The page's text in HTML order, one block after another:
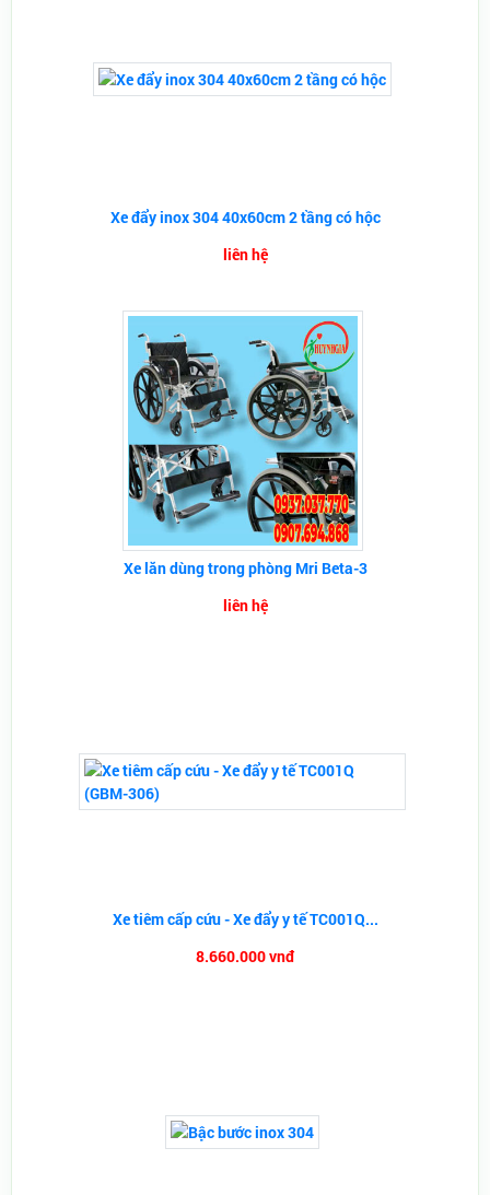
Xe đẩy inox 304 40x60cm 2 tầng có hộc
liên hệ
Xe lăn dùng trong phòng Mri Beta-3
liên hệ
Xe tiêm cấp cứu - Xe đẩy y tế TC001Q...
8.660.000 vnđ